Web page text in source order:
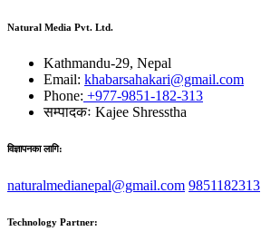
Natural Media Pvt. Ltd.
Kathmandu-29, Nepal
Email: khabarsahakari@gmail.com
Phone: +977-9851-182-313
सम्पादकः Kajee Shresstha
विज्ञापनका लागि:
naturalmedianepal@gmail.com 9851182313
Technology Partner: